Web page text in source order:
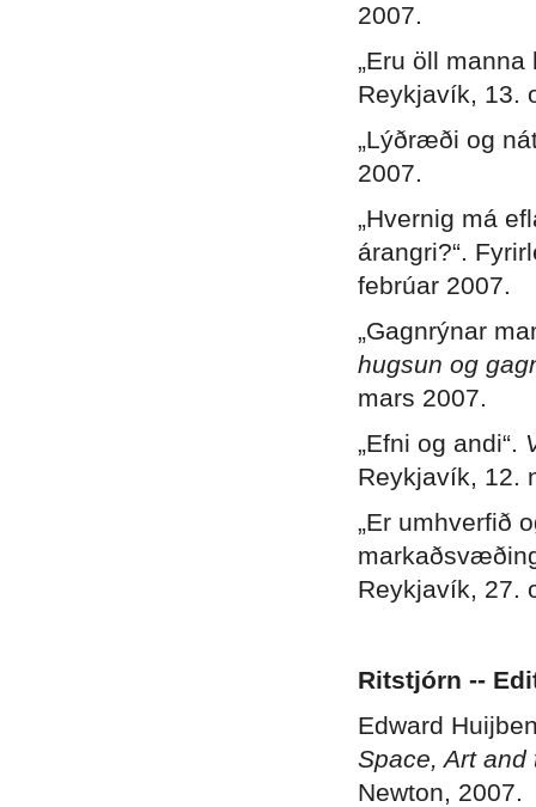
2007.
„Eru öll
Reykjavík, 13.
„Lýðræði og
2007.
„Hvernig má
árangri?“.
febrúar 2007.
„Gagnrýnar
hugsun og
mars 2007.
„Efni og andi“.
Reykjavík, 12.
„Er umhverfið
Reykjavík, 27.
Ritstjórn --
Edward
Space, Art
Newton, 2007.